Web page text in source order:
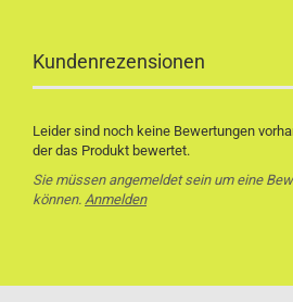
Kundenrezensionen
Leider sind noch keine Bewertungen
der das Produkt bewertet.
Sie müssen angemeldet sein um eine
können. Anmelden